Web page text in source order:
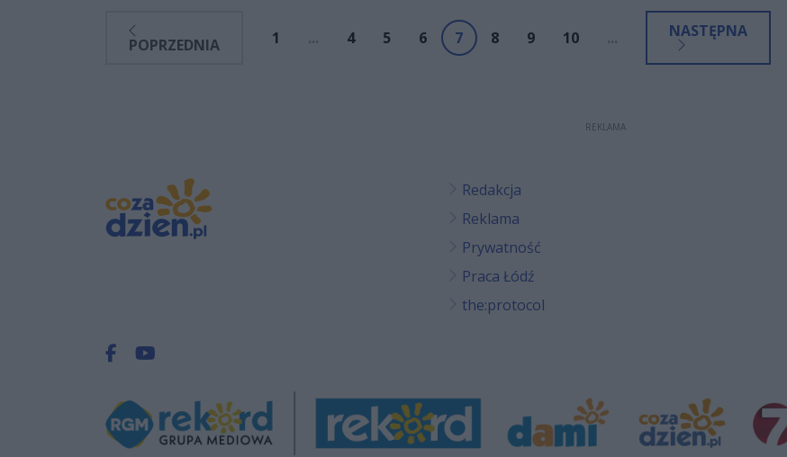
POPRZEDNIA 1 ... 4 5 6 7 8 9 10 ... NASTĘPNA
REKLAMA
Redakcja
Reklama
Prywatność
Praca Łódź
the:protocol
Facebook.com
Youtube.com